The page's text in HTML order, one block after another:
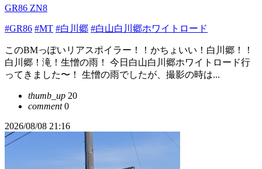
GR86 ZN8
#GR86 #MT #白川郷 #白山白川郷ホワイトロード
このBMっぽいリアスポイラー！！かちょいい！白川郷！！
白川郷！滝！生憎の雨！ 今日白山白川郷ホワイトロード行
ってきました〜！ 生憎の雨でしたが、撮影の時は...
thumb_up 20
comment0
2026/08/08 21:16